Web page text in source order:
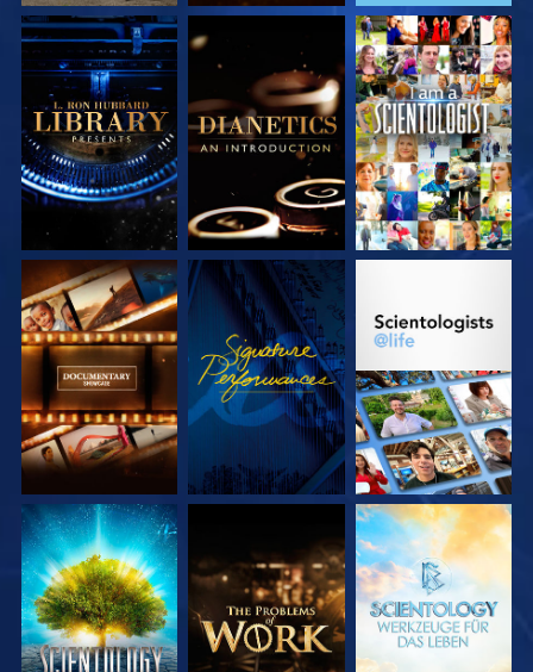
SERIE
ENTDECKEN
ENTDECKEN
ANSEHEN
SERIE
ENTDECKEN
ANSEHEN
SERIE
SERIE
ENTDECKEN
SERIE
ENTDECKEN
SERIE
ENTDECKEN